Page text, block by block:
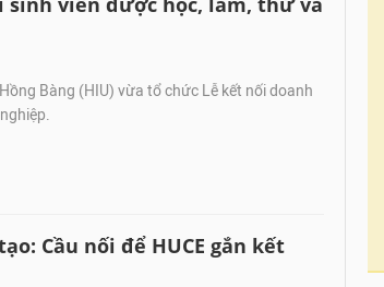
Bàng (HIU) vừa tổ chức Lễ kết nối doanh
Cầu nối để HUCE gắn kết